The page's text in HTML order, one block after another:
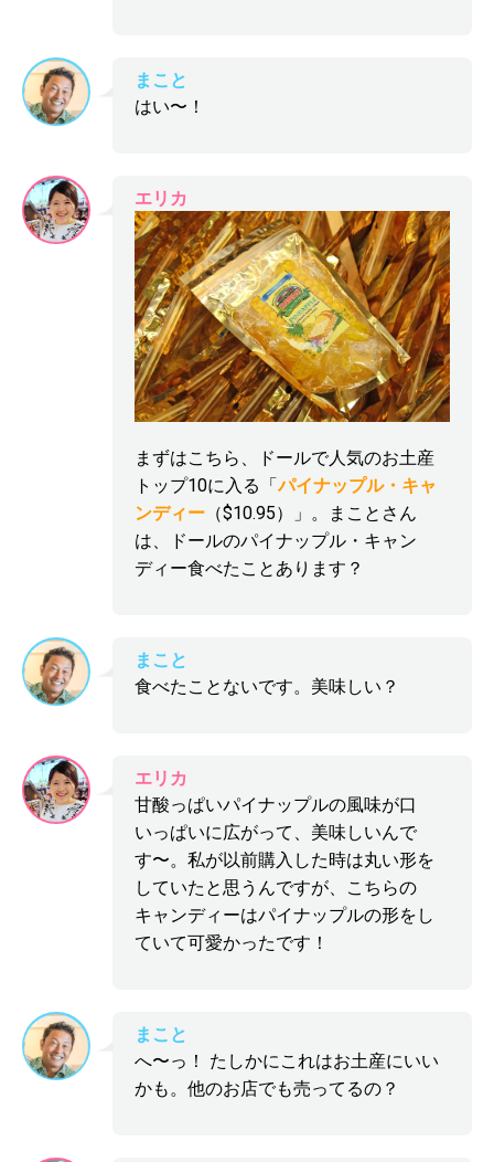
まこと
はい〜！
エリカ
まずはこちら、ドールで人気のお土産
トップ10に入る「パイナップル・キャ
ンディー （$10.95）」。まことさん
は、ドールのパイナップル・キャン
ディー食べたことあります？
まこと
食べたことないです。美味しい？
エリカ
甘酸っぱいパイナップルの風味が口
いっぱいに広がって、美味しいんで
す〜。私が以前購入した時は丸い形を
していたと思うんですが、こちらの
キャンディーはパイナップルの形をし
ていて可愛かったです！
まこと
へ〜っ！ たしかにこれはお土産にいい
かも。他のお店でも売ってるの？